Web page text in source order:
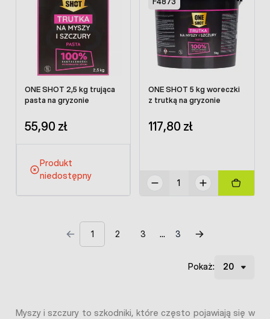
ONE SHOT 2,5 kg trująca
pasta na gryzonie
55,90 zł
Produkt
niedostępny
ONE SHOT 5 kg woreczki
z trutką na gryzonie
117,80 zł
1 2 3 3
Pokaż:
Myszy i szczury to szkodniki, które często pojawiają się w